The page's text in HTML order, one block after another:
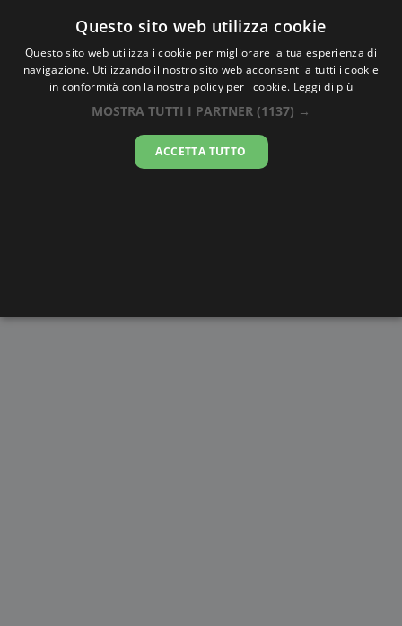
Oraesatta.co
Ora EsattaOyo
09:43:40
Questo sito web utilizza cookie
Questo sito web utilizza i cookie per migliorare la tua esperienza di
navigazione. Utilizzando il nostro sito web acconsenti a tutti i cookie
in conformità con la nostra policy per i cookie. Leggi di più
MOSTRA TUTTI I PARTNER (1137) →
ACCETTA TUTTO